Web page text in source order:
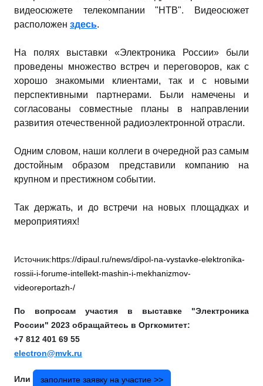
видеосюжете телекомпании "НТВ". Видеосюжет
расположен здесь.
На полях выставки «Электроника России» были
проведены множество встреч и переговоров, как с
хорошо знакомыми клиентами, так и с новыми
перспективными партнерами. Были намечены и
согласованы совместные планы в направлении
развития отечественной радиоэлектронной отрасли.
Одним словом, наши коллеги в очередной раз самым
достойным образом представили компанию на
крупном и престижном событии.
Так держать, и до встречи на новых площадках и
мероприятиях!
Источник:https://dipaul.ru/news/dipol-na-vystavke-elektronika-
rossii-i-forume-intellekt-mashin-i-mekhanizmov-
videoreportazh-/
По вопросам участия в выставке "Электроника
России" 2023 обращайтесь в Оргкомитет:
+7 812 401 69 55
electron@mvk.ru
Или заполните заявку на участие >>